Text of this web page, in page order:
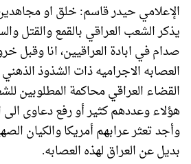
الإعلامي حيدر قاسم: خلق او
يذكر الشعب العراقي بالقمع والقتل
صدام في ابادة العراقيين، انا وقبل
العصابه الاجراميه ذات الشذوذ
القضاء العراقي محاكمة المطلوبين
هؤلاء وعددهم كثير أو رفع دعاوى
وأجد تعثر عرابهم أمريكا والكيان
بديل عن العراق لهذه العصابه.